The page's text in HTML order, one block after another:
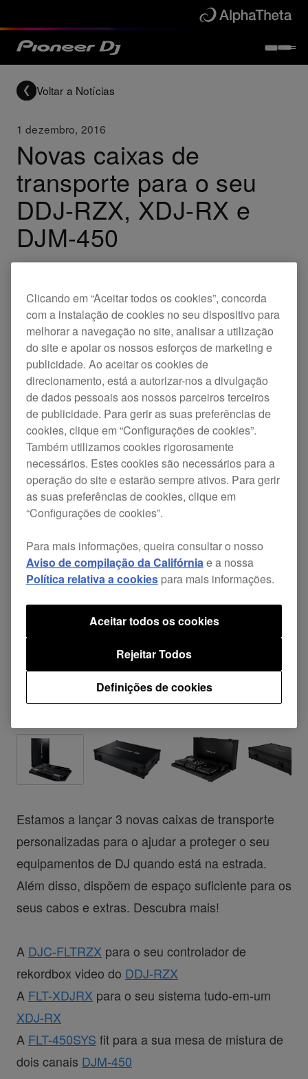
Voltar a Notícias
1 dezembro, 2016
Novas caixas de
transporte para o seu
DDJ-RZX, XDJ-RX e
DJM-450
Estamos a lançar 3 novas caixas de transporte
personalizadas para o ajudar a proteger o seu
equipamentos de DJ quando está na estrada.
Além disso, dispõem de espaço suficiente para os
seus cabos e extras. Descubra mais!
A DJC-FLTRZX para o seu controlador de
rekordbox video do DDJ-RZX
A FLT-XDJRX para o seu sistema tudo-em-um
XDJ-RX
A FLT-450SYS fit para a sua mesa de mistura de
dois canais DJM-450
Clicando em “Aceitar todos os cookies”, concorda
com a instalação de cookies no seu dispositivo para
melhorar a navegação no site, analisar a utilização
do site e apoiar os nossos esforços de marketing e
publicidade. Ao aceitar os cookies de
direcionamento, está a autorizar-nos a divulgação
de dados pessoais aos nossos parceiros terceiros
de publicidade. Para gerir as suas preferências de
cookies, clique em “Configurações de cookies”.
Também utilizamos cookies rigorosamente
necessários. Estes cookies são necessários para a
operação do site e estarão sempre ativos. Para gerir
as suas preferências de cookies, clique em
“Configurações de cookies”.
Para mais informações, queira consultar o nosso
Aviso de compilação da Califórniae a nossa
Política relativa a cookiespara mais informações.
Definições de cookies
Rejeitar Todos
Aceitar todos os cookies